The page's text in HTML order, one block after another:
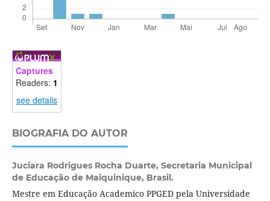
Captures
Readers: 1
see details
BIOGRAFIA DO AUTOR
Juciara Rodrigues Rocha Duarte, Secretaria Municipal
de Educação de Maiquinique, Brasil.
Mestre em Educação Academico PPGED pela Universidade